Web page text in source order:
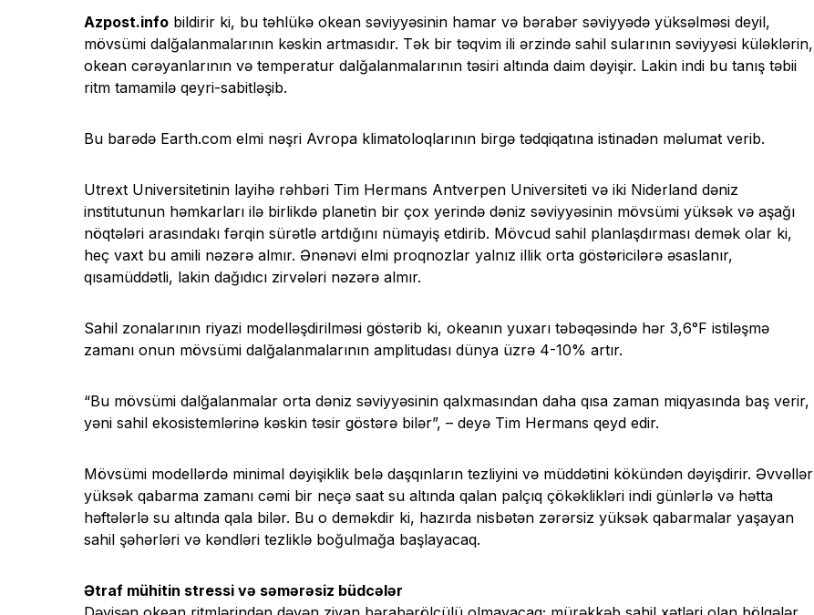
Azpost.info bildirir ki, bu təhlükə okean səviyyəsinin hamar və bərabər səviyyədə yüksəlməsi deyil,
mövsümi dalğalanmalarının kəskin artmasıdır. Tək bir təqvim ili ərzində sahil sularının səviyyəsi küləklərin,
okean cərəyanlarının və temperatur dalğalanmalarının təsiri altında daim dəyişir. Lakin indi bu tanış təbii
ritm tamamilə qeyri-sabitləşib.
Bu barədə Earth.com elmi nəşri Avropa klimatoloqlarının birgə tədqiqatına istinadən məlumat verib.
Utrext Universitetinin layihə rəhbəri Tim Hermans Antverpen Universiteti və iki Niderland dəniz
institutunun həmkarları ilə birlikdə planetin bir çox yerində dəniz səviyyəsinin mövsümi yüksək və aşağı
nöqtələri arasındakı fərqin sürətlə artdığını nümayiş etdirib. Mövcud sahil planlaşdırması demək olar ki,
heç vaxt bu amili nəzərə almır. Ənənəvi elmi proqnozlar yalnız illik orta göstəricilərə əsaslanır,
qısamüddətli, lakin dağıdıcı zirvələri nəzərə almır.
Sahil zonalarının riyazi modelləşdirilməsi göstərib ki, okeanın yuxarı təbəqəsində hər 3,6°F istiləşmə
zamanı onun mövsümi dalğalanmalarının amplitudası dünya üzrə 4-10% artır.
“Bu mövsümi dalğalanmalar orta dəniz səviyyəsinin qalxmasından daha qısa zaman miqyasında baş verir,
yəni sahil ekosistemlərinə kəskin təsir göstərə bilər”, – deyə Tim Hermans qeyd edir.
Mövsümi modellərdə minimal dəyişiklik belə daşqınların tezliyini və müddətini kökündən dəyişdirir. Əvvəllər
yüksək qabarma zamanı cəmi bir neçə saat su altında qalan palçıq çökəklikləri indi günlərlə və hətta
həftələrlə su altında qala bilər. Bu o deməkdir ki, hazırda nisbətən zərərsiz yüksək qabarmalar yaşayan
sahil şəhərləri və kəndləri tezliklə boğulmağa başlayacaq.
Ətraf mühitin stressi və səmərəsiz büdcələr